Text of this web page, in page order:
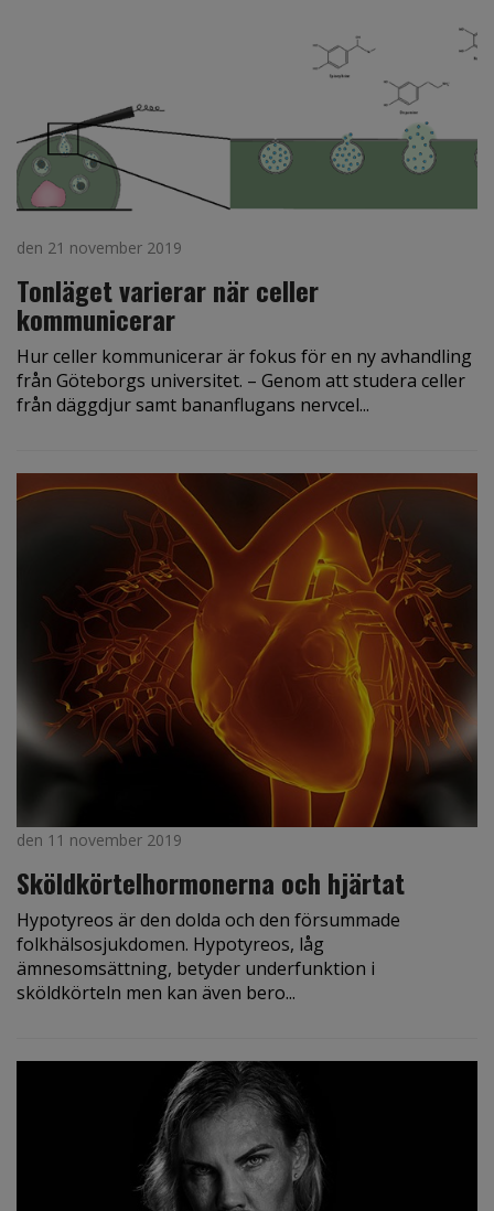
den 21 november 2019
Tonläget varierar när celler
kommunicerar
Hur celler kommunicerar är fokus för en ny avhandling
från Göteborgs universitet. – Genom att studera celler
från däggdjur samt bananflugans nervcel...
den 11 november 2019
Sköldkörtelhormonerna och hjärtat
Hypotyreos är den dolda och den försummade
folkhälsosjukdomen. Hypotyreos, låg
ämnesomsättning, betyder underfunktion i
sköldkörteln men kan även bero...